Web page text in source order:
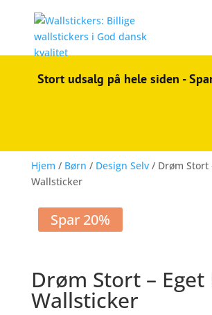
Stort udsalg på hele siden -
Hjem / Børn / Design Selv/ Drøm Stort
Wallsticker
Spar 20%
Drøm Stort – Eget
Wallsticker